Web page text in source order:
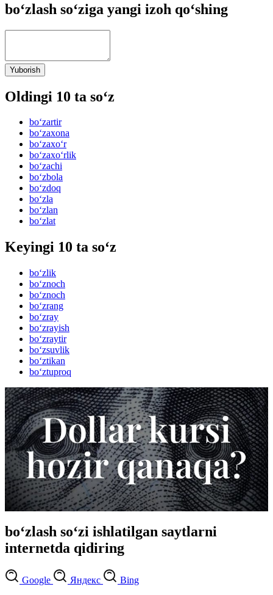
bo‘zlash so‘ziga yangi izoh qo‘shing
Yuborish
Oldingi 10 ta so‘z
bo‘zartir
bo‘zaxona
bo‘zaxo‘r
bo‘zaxo‘rlik
bo‘zachi
bo‘zbola
bo‘zdoq
bo‘zla
bo‘zlan
bo‘zlat
Keyingi 10 ta so‘z
bo‘zlik
bo‘znoch
bo‘znoch
bo‘zrang
bo‘zray
bo‘zrayish
bo‘zraytir
bo‘zsuvlik
bo‘ztikan
bo‘ztuproq
bo‘zlash so‘zi ishlatilgan saytlarni
internetda qidiring
Google Яндекс Bing